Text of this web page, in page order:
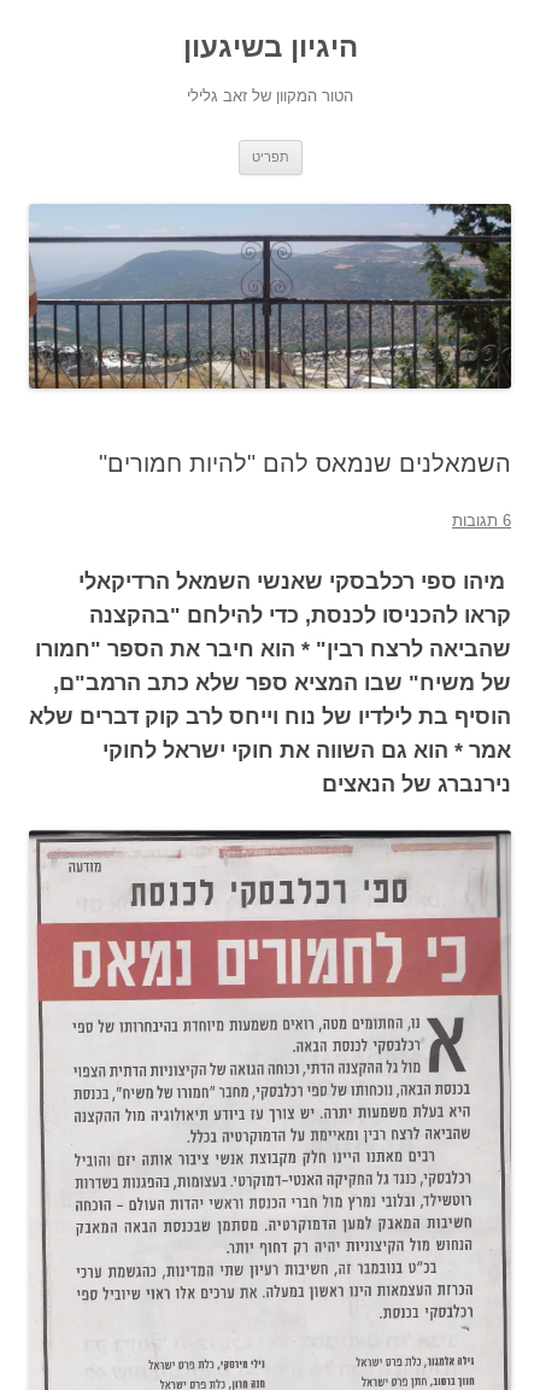
היגיון בשיגעון
הטור המקוון של זאב גלילי
תפריט
השמאלנים שנמאס להם "להיות חמורים"
6 תגובות
מיהו ספי רכלבסקי שאנשי השמאל הרדיקאלי
קראו להכניסו לכנסת, כדי להילחם "בהקצנה
שהביאה לרצח רבין" * הוא חיבר את הספר "חמורו
של משיח" שבו המציא ספר שלא כתב הרמב"ם,
הוסיף בת לילדיו של נוח וייחס לרב קוק דברים שלא
אמר * הוא גם השווה את חוקי ישראל לחוקי
נירנברג של הנאצים